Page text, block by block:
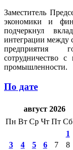
Заместитель
экономики и
подчеркнул
интеграции между
предприятия
сотрудничество
промышленности.
По дате
август 2026
Пн Вт Ср Чт Пт Сб
1
3
4 5 6 7 8